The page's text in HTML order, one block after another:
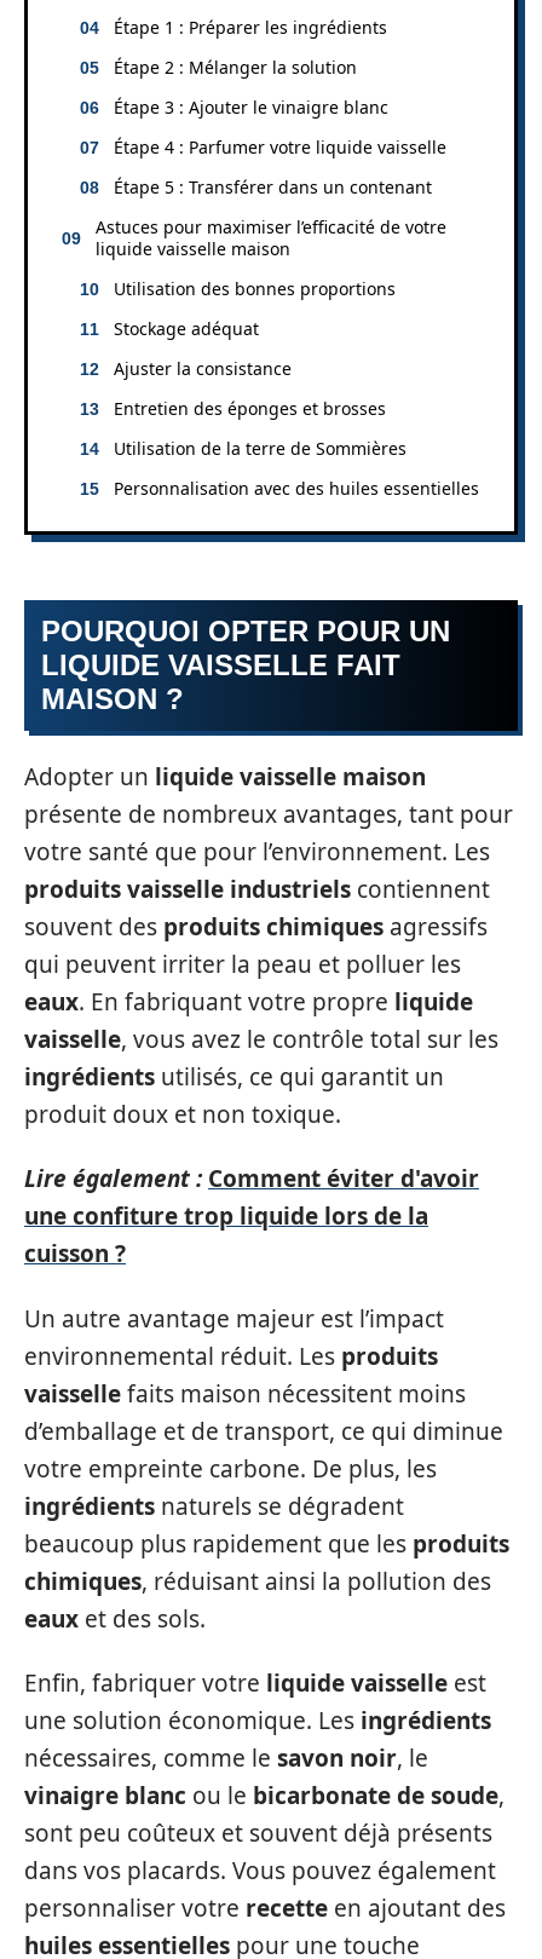
Étape 1 : Préparer les ingrédients
Étape 2 : Mélanger la solution
Étape 3 : Ajouter le vinaigre blanc
Étape 4 : Parfumer votre liquide vaisselle
Étape 5 : Transférer dans un contenant
Astuces pour maximiser l’efficacité de votre
liquide vaisselle maison
Utilisation des bonnes proportions
Stockage adéquat
Ajuster la consistance
Entretien des éponges et brosses
Utilisation de la terre de Sommières
Personnalisation avec des huiles essentielles
POURQUOI OPTER POUR UN
LIQUIDE VAISSELLE FAIT
MAISON ?
Adopter un liquide vaisselle maison
présente de nombreux avantages, tant pour
votre santé que pour l’environnement. Les
produits vaisselle industriels contiennent
souvent des produits chimiques agressifs
qui peuvent irriter la peau et polluer les
eaux. En fabriquant votre propre liquide
vaisselle, vous avez le contrôle total sur les
ingrédients utilisés, ce qui garantit un
produit doux et non toxique.
Lire également : Comment éviter d'avoir
une confiture trop liquide lors de la
cuisson ?
Un autre avantage majeur est l’impact
environnemental réduit. Les produits
vaissellefaits maison nécessitent moins
d’emballage et de transport, ce qui diminue
votre empreinte carbone. De plus, les
ingrédients naturels se dégradent
beaucoup plus rapidement que les produits
chimiques, réduisant ainsi la pollution des
eaux et des sols.
Enfin, fabriquer votre liquide vaisselle est
une solution économique. Les ingrédients
nécessaires, comme le savon noir, le
vinaigre blanc ou le bicarbonate de soude,
sont peu coûteux et souvent déjà présents
dans vos placards. Vous pouvez également
personnaliser votre recette en ajoutant des
huiles essentielles pour une touche